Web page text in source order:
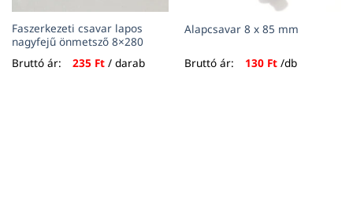
Faszerkezeti csavar lapos
nagyfejű önmetsző 8×280
Bruttó ár:
235 Ft/ darab
Alapcsavar 8 x 85 mm
Bruttó ár: 130 Ft/db